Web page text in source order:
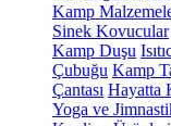
Kamp
Sinek Kovucular
Kamp Duşu
Çubuğu Kamp
Çantası Hayatta
Yoga ve